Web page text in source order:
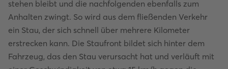
stehen bleibt und die nachfolgenden ebenfalls zum
Anhalten zwingt. So wird aus dem fließenden Verkehr
ein Stau, der sich schnell über mehrere Kilometer
erstrecken kann. Die Staufront bildet sich hinter dem
Fahrzeug, das den Stau verursacht hat und verläuft mit